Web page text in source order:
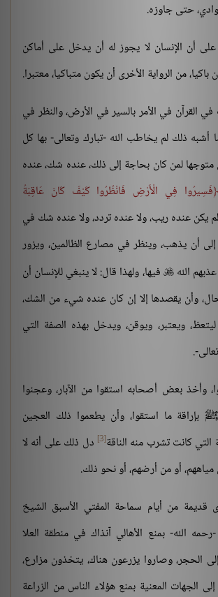
حتى جاوزه.
أن الإنسان لا يجوز له أن يدخل على أماكن
باكيا، من الرواية الأخرى أن يكون متباكيا، معتبرا.
القرآن في الأمر بالسير في الأرض، والنظر في
أشبه ذلك لم يخاطب الله -تبارك وتعالى- بها كل
متوجها لمن كان بحاجة إلى ذلك، عنده شك، عنده
فَسِيرُوا فِي الْأَرْضِ فَانْظُرُوا كَيْفَ كَانَ عَاقِبَةُ
يكن عنده ريب، ولا عنده تردد، ولا عنده شك في
إلى أن يذهب، وينظر في مصارع الظالمين، ويزور
الله فيها، ولهذا قال: لا ينبغي للإنسان أن
وأن يقصدها إلا إن كان عنده شيء من الشك،
ويعتبر، ويوقن، ويدخل بهذه الصفة التي
.
وأخذ بعض أصحابه استقوا من الآبار، وعجنوا
بإراقة ما استقوا، وأن يطعموا ذلك العجين
التي كانت تشرب منه الناقة[3]
دل ذلك على أنه لا
أو من أرضهم، أو نحو ذلك.
من أيام سماحة المفتي الأسبق الشيخ
الله- بمنع الأهالي آنذاك في منطقة العلا
الحجر، وصاروا يزرعون هناك، يتخذون مزارع،
الجهات المعنية بمنع هؤلاء الناس من الزراعة